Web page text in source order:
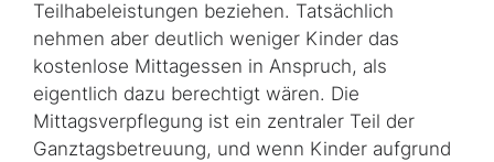
Teilhabeleistungen beziehen. Tatsächlich
nehmen aber deutlich weniger Kinder das
kostenlose Mittagessen in Anspruch, als
eigentlich dazu berechtigt wären. Die
Mittagsverpflegung ist ein zentraler Teil der
Ganztagsbetreuung, und wenn Kinder aufgrund